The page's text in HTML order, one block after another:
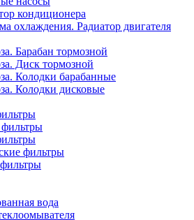
кондиционера
охлаждения. Радиатор двигателя
Барабан тормозной
Диск тормозной
Колодки барабанные
Колодки дисковые
фильтры
вода